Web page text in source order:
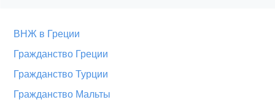
ВНЖ в Греции
Гражданство Греции
Гражданство Турции
Гражданство Мальты